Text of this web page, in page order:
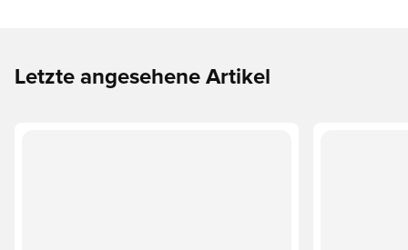
Letzte angesehene Artikel